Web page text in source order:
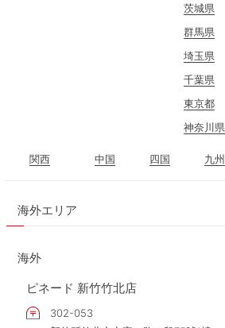
海外エリア
海外
ピネード 新竹竹北店
302-053
茨城県
群馬県
埼玉県
千葉県
東京都
神奈川県
関西
滋賀県
大阪府
中国
四国
九州